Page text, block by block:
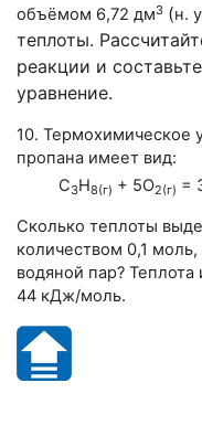
объёмом 6,72 дм3 (н.
теплоты.
реакции и
уравнение.
10. Термохимическое
пропана имеет вид:
С3H8(г) + 5O2(г) =
Сколько теплоты
количеством 0,1 моль
водяной пар?
44 кДж/моль.